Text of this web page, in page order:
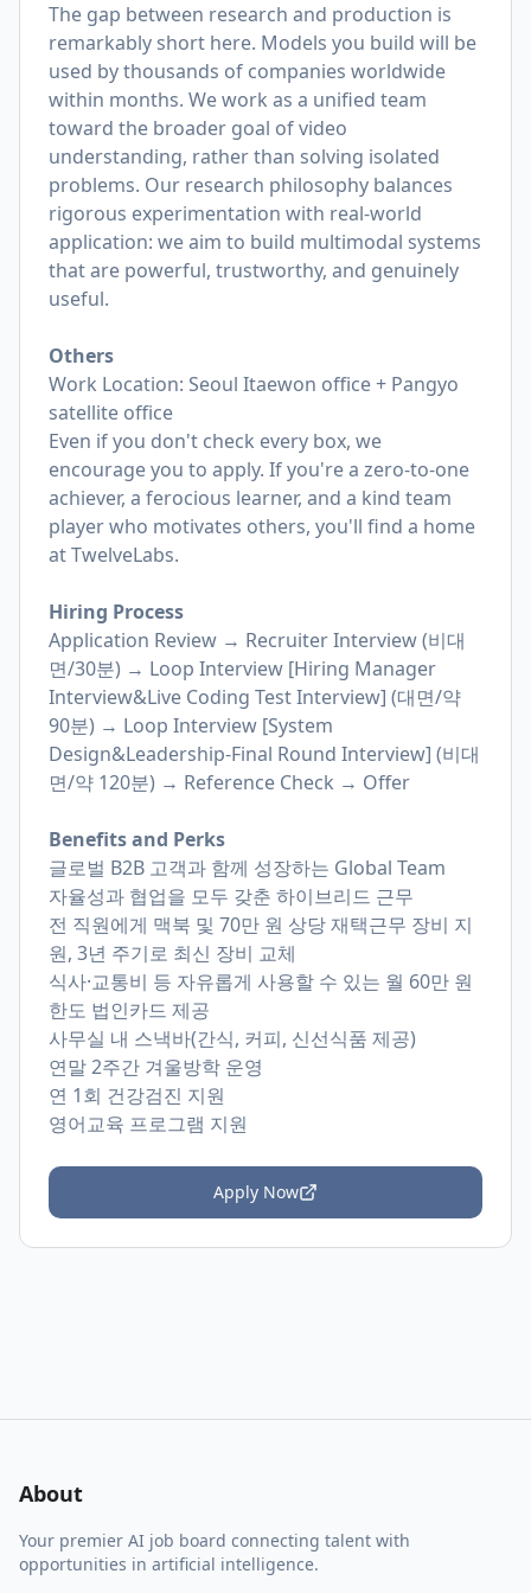
The gap between research and production is
remarkably short here. Models you build will be
used by thousands of companies worldwide
within months. We work as a unified team
toward the broader goal of video
understanding, rather than solving isolated
problems. Our research philosophy balances
rigorous experimentation with real-world
application: we aim to build multimodal systems
that are powerful, trustworthy, and genuinely
useful.
Others
Work Location: Seoul Itaewon office + Pangyo
satellite office
Even if you don't check every box, we
encourage you to apply. If you're a zero-to-one
achiever, a ferocious learner, and a kind team
player who motivates others, you'll find a home
at TwelveLabs.
Hiring Process
Application Review → Recruiter Interview (비대
면/30분) → Loop Interview [Hiring Manager
Interview&Live Coding Test Interview] (대면/약
90분) → Loop Interview [System
Design&Leadership-Final Round Interview] (비대
면/약 120분) → Reference Check → Offer
Benefits and Perks
글로벌 B2B 고객과 함께 성장하는 Global Team
자율성과 협업을 모두 갖춘 하이브리드 근무
전 직원에게 맥북 및 70만 원 상당 재택근무 장비 지
원, 3년 주기로 최신 장비 교체
식사·교통비 등 자유롭게 사용할 수 있는 월 60만 원
한도 법인카드 제공
사무실 내 스낵바(간식, 커피, 신선식품 제공)
연말 2주간 겨울방학 운영
연 1회 건강검진 지원
영어교육 프로그램 지원
Apply Now
About
Your premier AI job board connecting talent with
opportunities in artificial intelligence.